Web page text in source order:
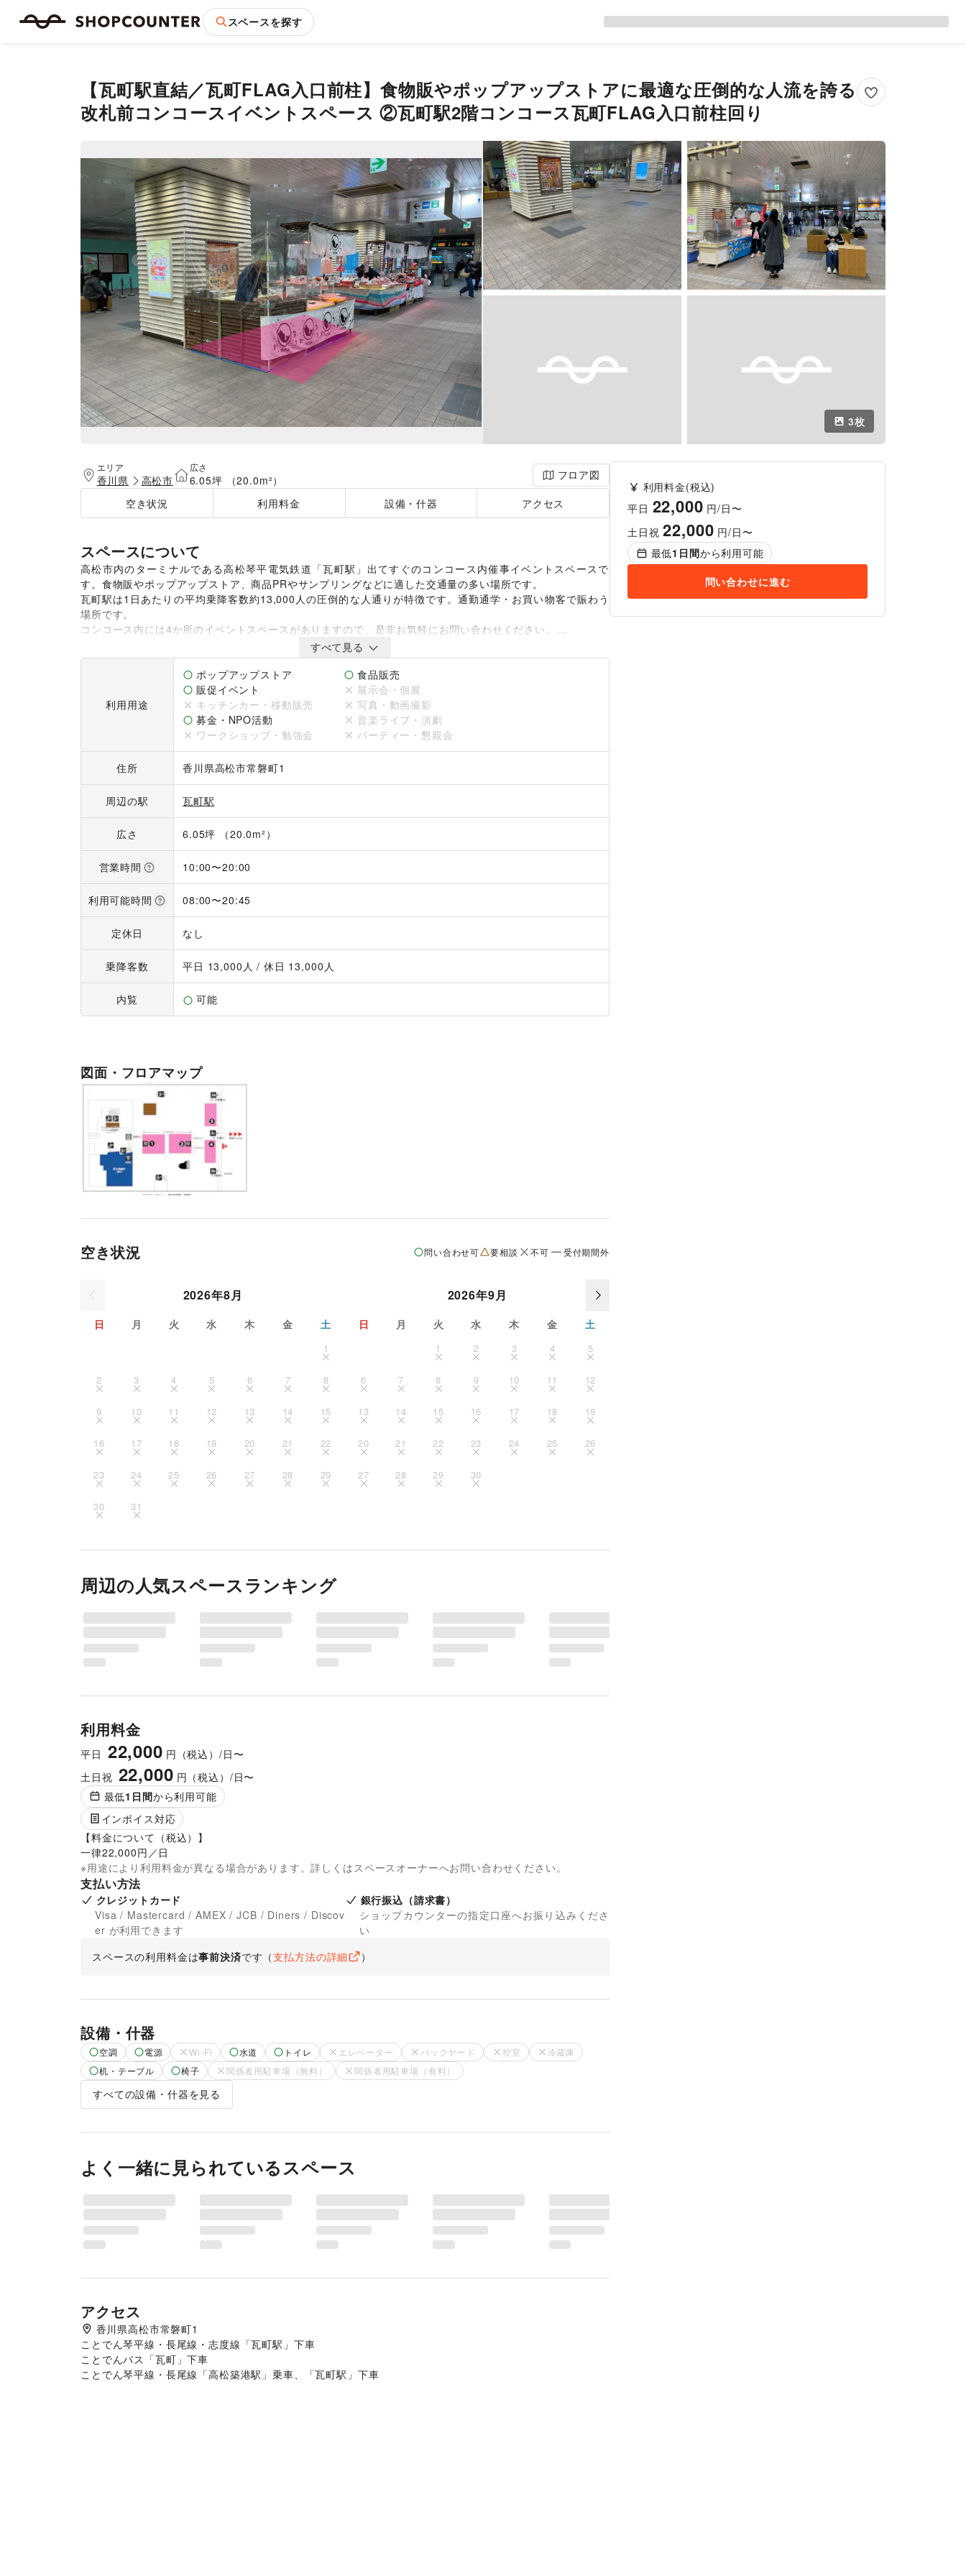
スペースを探す
【瓦町駅直結／瓦町FLAG入口前柱】食物販やポップアップストアに最適な圧倒的な人流を誇る
改札前コンコースイベントスペース ②瓦町駅2階コンコース瓦町FLAG入口前柱回り
3枚
エリア
香川県 高松市
広さ
6.05坪 （20.0m²）
フロア図
空き状況
利用料金 設備・什器 アクセス
スペースについて
高松市内のターミナルである高松琴平電気鉄道「瓦町駅」出てすぐのコンコース内催事イベントスペースで
す。食物販やポップアップストア、商品PRやサンプリングなどに適した交通量の多い場所です。
瓦町駅は1日あたりの平均乗降客数約13,000人の圧倒的な人通りが特徴です。通勤通学・お買い物客で賑わう
場所です。
コンコース内には4か所のイベントスペースがありますので、是非お気軽にお問い合わせください。
▼募集イベントスペース一覧
https://shopcounter.jp/building/nVvQOf
すべて見る
利用用途
ポップアップストア
食品販売
販促イベント
展示会・個展
キッチンカー・移動販売
写真・動画撮影
募金・NPO活動
音楽ライブ・演劇
ワークショップ・勉強会
パーティー・懇親会
住所 香川県高松市常磐町1
周辺の駅 瓦町駅
広さ 6.05坪 （20.0m²）
営業時間 10:00〜20:00
利用可能時間 08:00〜20:45
定休日 なし
乗降客数 平日 13,000 人 / 休日 13,000 人
内覧 可能
図面・フロアマップ
空き状況 問い合わせ可 要相談 不可 受付期間外
2026年8月
日 月 火 水 木 金 土
1
2 3 4 5 6 7 8
9 10 11 12 13 14 15
16 17 18 19 20 21 22
23 24 25 26 27 28 29
30 31
2026年9月
日 月 火 水 木 金 土
1 2 3 4 5
6 7 8 9 10 11 12
13 14 15 16 17 18 19
20 21 22 23 24 25 26
27 28 29 30
周辺の人気スペースランキング
利用料金
平日 22,000 円（税込）/日〜
土日祝 22,000 円（税込）/日〜
最低1 日間から利用可能
インボイス対応
【料金について（税込）】
一律22,000円／日
※用途により利用料金が異なる場合があります。詳しくはスペースオーナーへお問い合わせください。
支払い方法
クレジットカード
Visa / Mastercard / AMEX / JCB / Diners / Discov
er が利用できます
銀行振込（請求書）
ショップカウンターの指定口座へお振り込みくださ
い
スペースの利用料金は事前決済です （支払方法の詳細 ）
設備・什器
空調 電源 Wi-Fi 水道 トイレ エレベーター バックヤード 控室
冷蔵庫
机・テーブル
椅子 関係者用駐車場（無料） 関係者用駐車場（有料）
すべての設備・什器を見る
よく一緒に見られているスペース
アクセス
香川県高松市常磐町1
ことでん琴平線・長尾線・志度線「瓦町駅」下車
ことでんバス「瓦町」下車
ことでん琴平線・長尾線「高松築港駅」乗車、「瓦町駅」下車
利用料金(税込)
平日 22,000 円/日〜
土日祝22,000 円/日〜
最低1 日間から利用可能
問い合わせに進む